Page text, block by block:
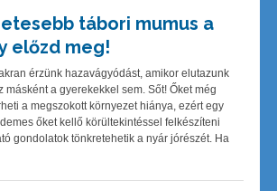
tábori mumus a
előzd meg!
érzünk hazavágyódást, amikor elutazunk
másként a gyerekekkel sem. Sőt! Őket még
a megszokott környezet hiánya, ezért egy
őket kellő körültekintéssel felkészíteni
gondolatok tönkretehetik a nyár jórészét. Ha